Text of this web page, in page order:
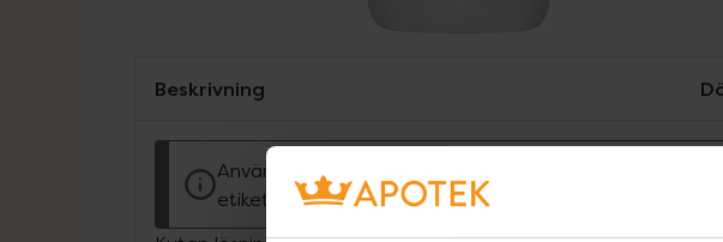
Beskrivning
Använd biocider på ett säkert sätt. Läs alltid
etiketten och produktinformationen före användning.